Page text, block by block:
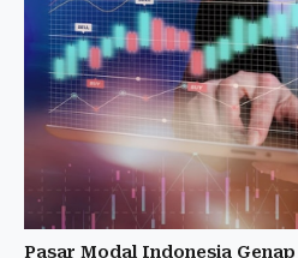
Pasar Modal Indonesia